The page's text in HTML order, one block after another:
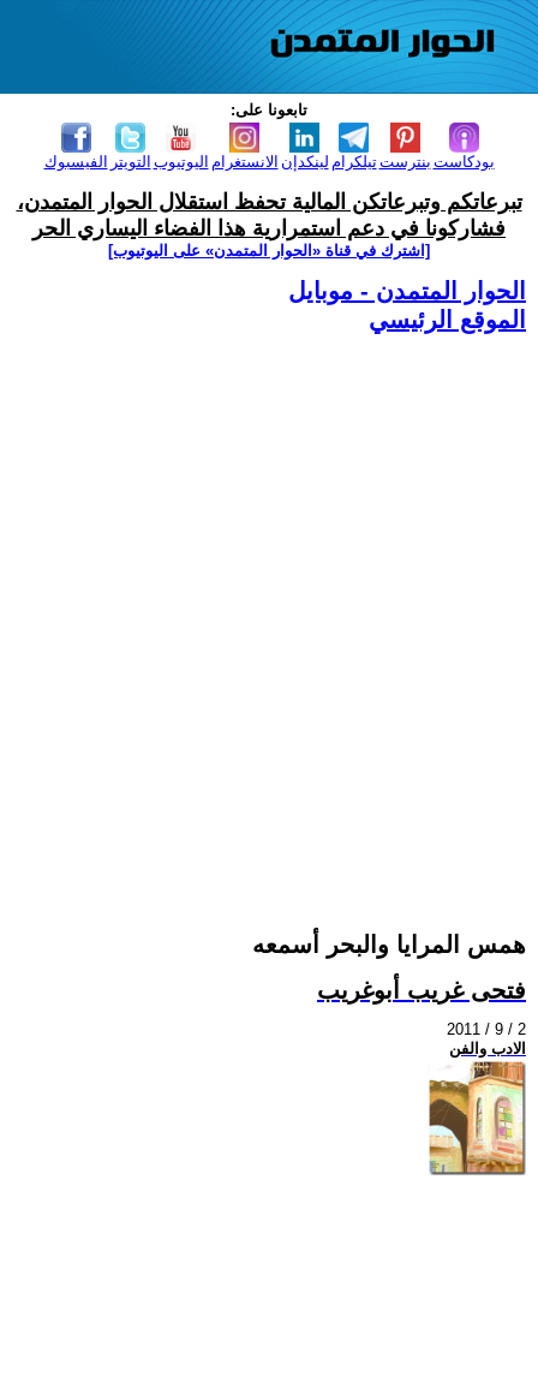
تابعونا على:
الفيسبوك التويتر اليوتيوب الانستغرام لينكدإن تيلكرامبنترست بودكاست
تبرعاتكم وتبرعاتكن المالية تحفظ استقلال الحوار المتمدن،
فشاركونا في دعم استمرارية هذا الفضاء اليساري الحر
[اشترك في قناة ‫«الحوار المتمدن» على اليوتيوب]
الحوار المتمدن - موبايل
الموقع الرئيسي
همس المرايا والبحر أسمعه
فتحى غريب أبوغريب
2011 / 9 / 2
الادب والفن